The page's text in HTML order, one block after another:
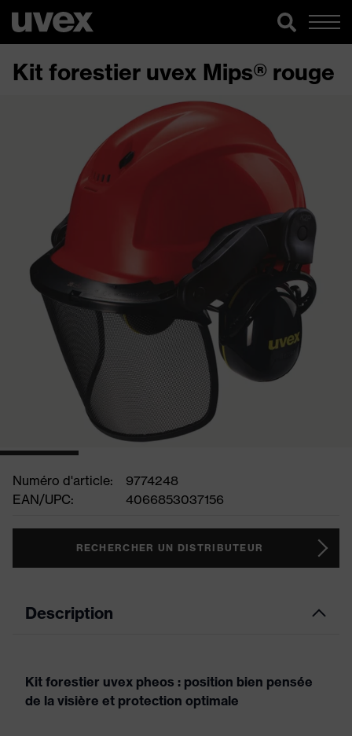
Kit forestier uvex Mips® rouge
Numéro d'article:
9774248
EAN/UPC:
4066853037156
RECHERCHER UN DISTRIBUTEUR
Description
Kit forestier uvex pheos : position bien pensée
de la visière et protection optimale